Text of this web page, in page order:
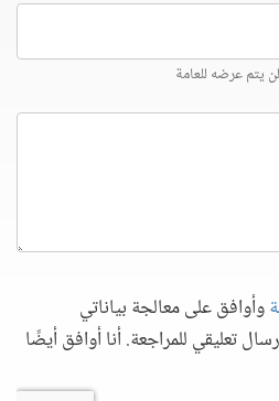
عرضه للعامة
وأوافق على معالجة بياناتي
تعليقي للمراجعة. أنا أوافق أيضًا